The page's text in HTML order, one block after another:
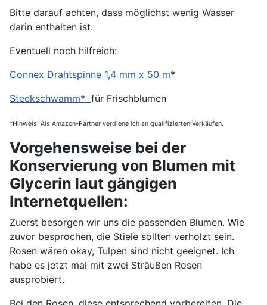
Bitte darauf achten, dass möglichst wenig Wasser
darin enthalten ist.
Eventuell noch hilfreich:
Connex Drahtspinne 1,4 mm x 50 m*
Steckschwamm* für Frischblumen
*Hinweis: Als Amazon-Partner verdiene ich an qualifizierten Verkäufen.
Vorgehensweise bei der
Konservierung von Blumen mit
Glycerin laut gängigen
Internetquellen:
Zuerst besorgen wir uns die passenden Blumen. Wie
zuvor besprochen, die Stiele sollten verholzt sein.
Rosen wären okay, Tulpen sind nicht geeignet. Ich
habe es jetzt mal mit zwei Sträußen Rosen
ausprobiert.